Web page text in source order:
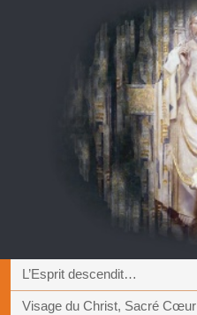
L’Esprit descendit…
Visage du Christ, Sacré Cœur